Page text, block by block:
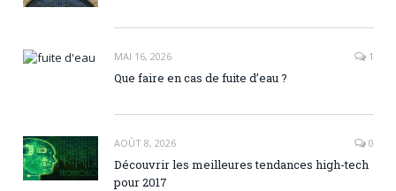
MAI 16, 2026 1
Que faire en cas de fuite d’eau ?
AOÛT 8, 2026 0
Découvrir les meilleures tendances high-tech
pour 2017